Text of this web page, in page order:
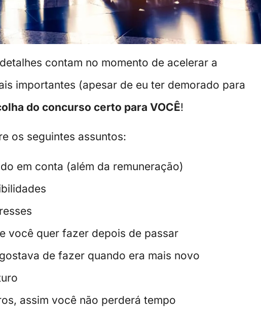
contam no momento de acelerar a
importantes (apesar de eu ter demorado para
do concurso certo para VOCÊ!
os seguintes assuntos:
em conta (além da remuneração)
você quer fazer depois de passar
de fazer quando era mais novo
assim você não perderá tempo